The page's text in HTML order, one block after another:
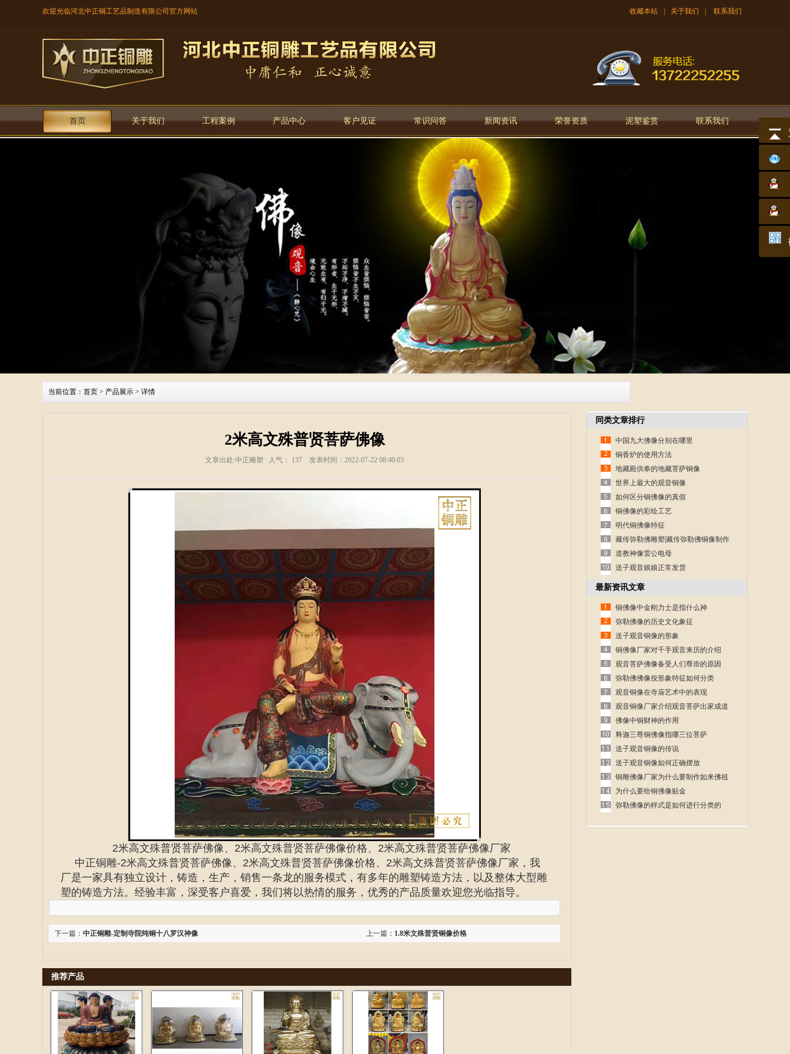
欢迎光临河北中正铜工艺品制造有限公司官方网站 收藏本站 关于我们 联系我们
首页 关于我们 工程案例 产品中心 客户见证 常识问答 新闻资讯 荣誉资质 泥塑鉴赏 联系我们
当前位置： 首页 > 产品展示 > 详情
2米高文殊普贤菩萨佛像
文章出处:中正雕塑 人气： 137 发表时间：2022-07-22 08:40:03
2米高文殊普贤菩萨佛像、2米高文殊普贤菩萨佛像价格、2米高文殊普贤菩萨佛像厂家
中正铜雕-2米高文殊普贤菩萨佛像、2米高文殊普贤菩萨佛像价格、2米高文殊普贤菩萨佛像厂家 ，我
厂是一家具有独立设计，铸造，生产，销售一条龙的服务模式，有多年的雕塑铸造方法，以及整体大型雕
塑的铸造方法。经验丰富，深受客户喜爱，我们将以热情的服务，优秀的产品质量欢迎您光临指导。
上一篇： 1.8米文殊普贤铜像价格
下一篇： 中正铜雕-定制寺院纯铜十八罗汉神像
推荐产品
同类文章排行
中国九大佛像分别在哪里
铜香炉的使用方法
地藏殿供奉的地藏菩萨铜像
世界上最大的观音铜像
如何区分铜佛像的真假
铜佛像的彩绘工艺
明代铜佛像特征
藏传弥勒佛雕塑|藏传弥勒佛铜像制作
道教神像雷公电母
送子观音娘娘正常发货
最新资讯文章
铜佛像中金刚力士是指什么神
弥勒佛像的历史文化象征
送子观音铜像的形象
铜佛像厂家对千手观音来历的介绍
观音菩萨佛像备受人们尊崇的原因
弥勒佛佛像按形象特征如何分类
观音铜像在寺庙艺术中的表现
观音铜像厂家介绍观音菩萨出家成道
的故事
佛像中铜财神的作用
释迦三尊铜佛像指哪三位菩萨
送子观音铜像的传说
送子观音铜像如何正确摆放
铜雕佛像厂家为什么要制作如来佛祖
呢
为什么要给铜佛像贴金
弥勒佛像的样式是如何进行分类的